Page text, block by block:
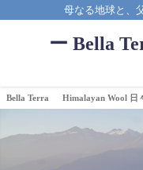
母なる地球と、
ー Bella
Bella Terra Himalayan Wool 日